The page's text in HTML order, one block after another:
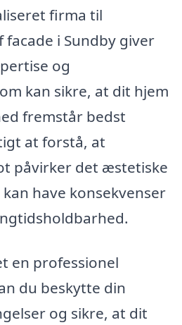
firma til
i Sundby giver
og
kan sikre, at dit hjem
fremstår bedst
at forstå, at
påvirker det æstetiske
have konsekvenser
en professionel
du beskytte din
og sikre, at dit